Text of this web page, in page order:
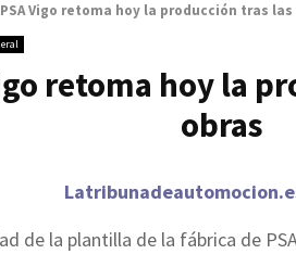
PSA Vigo retoma hoy la producción tras las
retoma hoy la
obras
de la plantilla de la fábrica de